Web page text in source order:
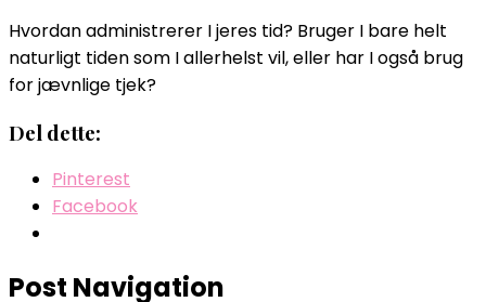
Hvordan administrerer I jeres tid? Bruger I bare helt
naturligt tiden som I allerhelst vil, eller har I også brug
for jævnlige tjek?
Del dette:
Pinterest
Facebook
Post Navigation